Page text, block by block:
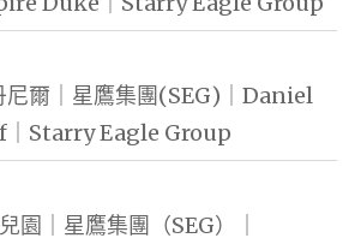
尼爾｜星鷹集團(SEG)｜Daniel
Starry Eagle Group
園｜星鷹集團（SEG）｜